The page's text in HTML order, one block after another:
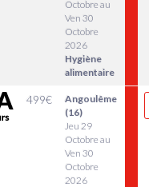
Octobre au
Ven 30
Octobre
2026
Hygiène
alimentaire
499€
Angoulême
(16)
Jeu 29
Octobre au
Ven 30
Octobre
2026